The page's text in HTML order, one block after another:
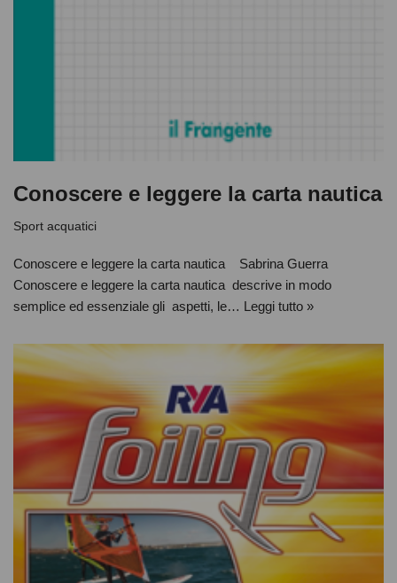
Conoscere e leggere la carta nautica
Sport acquatici
Conoscere e leggere la carta nautica Sabrina Guerra
Conoscere e leggere la carta nautica descrive in modo
semplice ed essenziale gli aspetti, le… Leggi tutto »